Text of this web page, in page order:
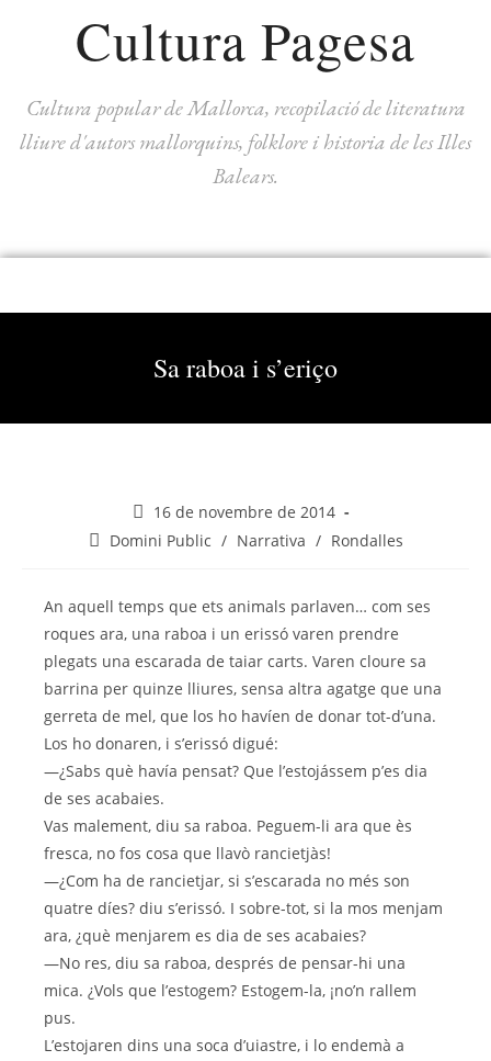
Cultura Pagesa
Cultura popular de Mallorca, recopilació de literatura
lliure d'autors mallorquins, folklore i historia de les Illes
Balears.
Sa raboa i s’eriço
16 de novembre de 2014
Domini Public / Narrativa / Rondalles
An aquell temps que ets animals parlaven… com ses
roques ara, una raboa i un erissó varen prendre
plegats una escarada de taiar carts. Varen cloure sa
barrina per quinze lliures, sensa altra agatge que una
gerreta de mel, que los ho havíen de donar tot-d’una.
Los ho donaren, i s’erissó digué:
—¿Sabs què havía pensat? Que l’estojássem p’es dia
de ses acabaies.
Vas malement, diu sa raboa. Peguem-li ara que ès
fresca, no fos cosa que llavò rancietjàs!
—¿Com ha de rancietjar, si s’escarada no més son
quatre díes? diu s’erissó. I sobre-tot, si la mos menjam
ara, ¿què menjarem es dia de ses acabaies?
—No res, diu sa raboa, després de pensar-hi una
mica. ¿Vols que l’estogem? Estogem-la, ¡no’n rallem
pus.
L’estojaren dins una soca d’uiastre, i lo endemà a